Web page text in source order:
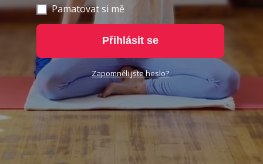
Pamatovat si mě
Přihlásit se
Zapomněli jste heslo?